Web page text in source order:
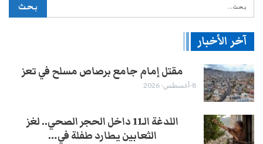
آخر الأخبار
مقتل إمام جامع برصاص مسلح في تعز
8-أغسطس- 2026
اللدغة الـ11 داخل الحجر الصحي.. لغز
الثعابين يطارد طفلة في…